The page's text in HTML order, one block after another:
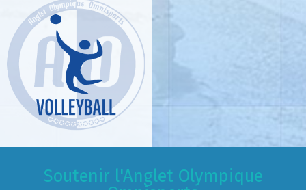
Soutenir l'Anglet Olympique